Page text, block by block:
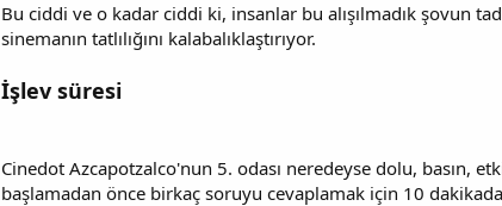
Bu ciddi ve o kadar ciddi ki, insanlar bu alışılmadık şovun
sinemanın tatlılığını kalabalıklaştırıyor.
İşlev süresi
Cinedot Azcapotzalco'nun 5. odası neredeyse dolu, basın,
başlamadan önce birkaç soruyu cevaplamak için 10